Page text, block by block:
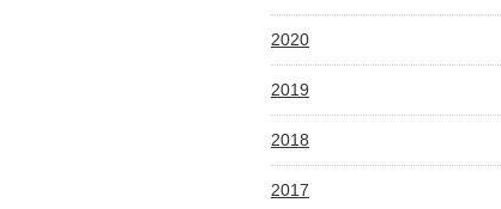
2020
2019
2018
2017